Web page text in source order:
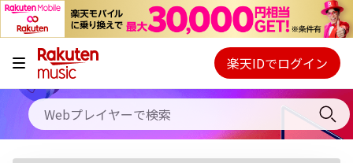
キャンペーン
料金プラン
使い方
Webプレイヤー
ご契約内容の確認・変更
楽天IDでログイン